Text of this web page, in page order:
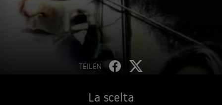
TEILEN
La scelta